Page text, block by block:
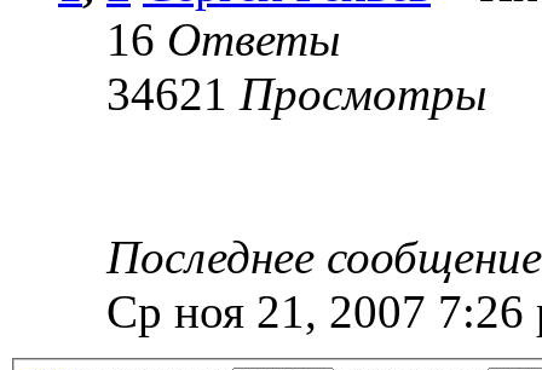
16 Ответы
34621 Просмотры
Последнее
Ср ноя 21, 2007 7:26